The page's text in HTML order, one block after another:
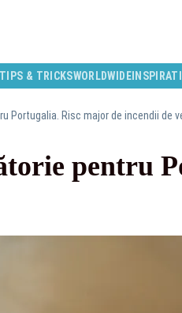
TIPS & TRICKSWORLDWIDE
Portugalia. Risc major de incendii de
pentru